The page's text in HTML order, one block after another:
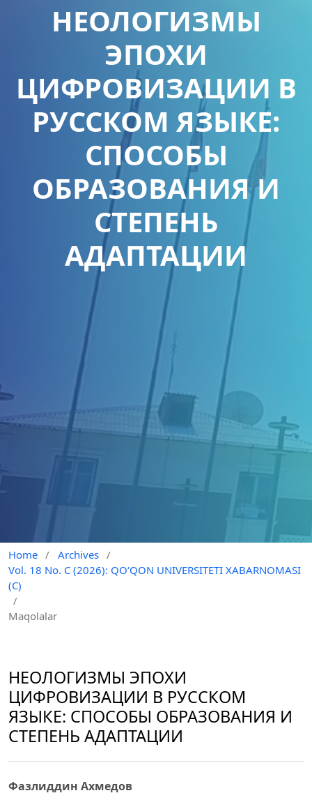
НЕОЛОГИЗМЫ
ЭПОХИ
ЦИФРОВИЗАЦИИ В
РУССКОМ ЯЗЫКЕ:
СПОСОБЫ
ОБРАЗОВАНИЯ И
СТЕПЕНЬ
АДАПТАЦИИ
Home / Archives /
Vol. 18 No. C (2026): QO‘QON UNIVERSITETI XABARNOMASI
(C)
/
Maqolalar
НЕОЛОГИЗМЫ ЭПОХИ
ЦИФРОВИЗАЦИИ В РУССКОМ
ЯЗЫКЕ: СПОСОБЫ ОБРАЗОВАНИЯ И
СТЕПЕНЬ АДАПТАЦИИ
Фазлиддин Ахмедов